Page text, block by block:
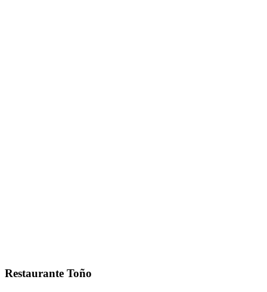
Restaurante Toño